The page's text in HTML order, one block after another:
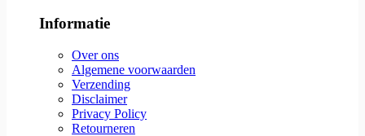
Informatie
Over ons
Algemene voorwaarden
Verzending
Disclaimer
Privacy Policy
Retourneren